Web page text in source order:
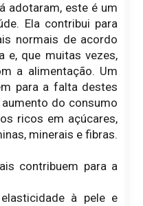
adotaram, este é um
Ela contribui para
normais de acordo
e, que muitas vezes,
a alimentação. Um
para a falta destes
do consumo
ricos em açúcares,
minerais e fibras.
contribuem para a
à pele e